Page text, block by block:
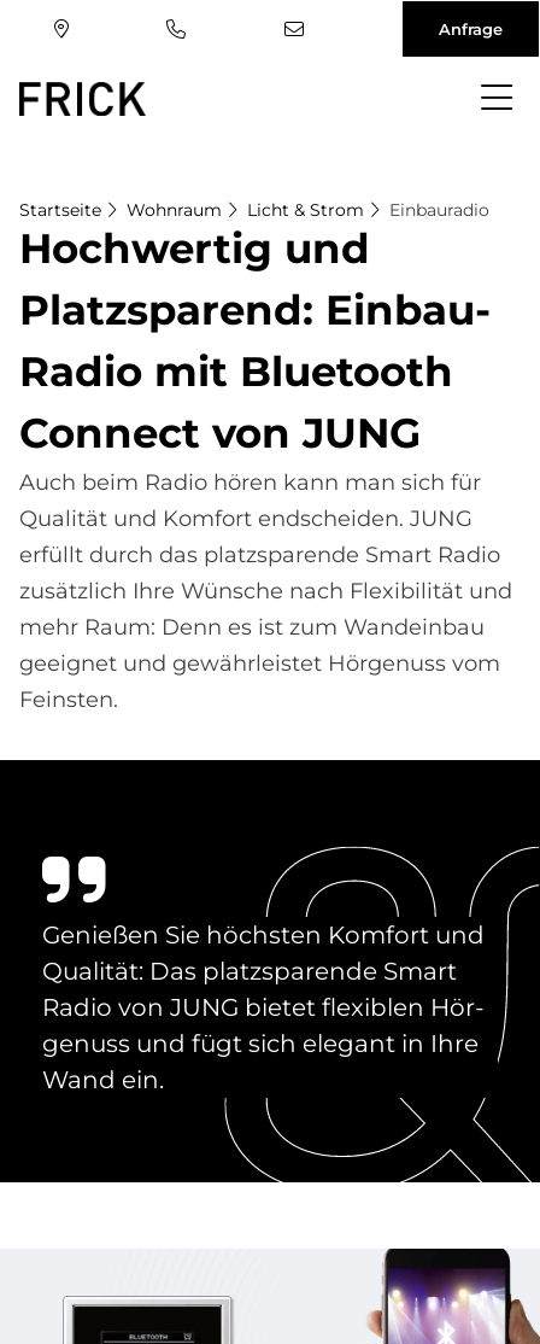
Anfrage
Startseite Wohnraum Licht & Strom Einbauradio
Hoch­wer­tig und
Platz­spa­rend: Ein­bau-
Ra­dio mit Blue­tooth
Con­nect von JUNG
Auch beim Radio hören kann man sich für
Qualität und Komfort endscheiden. JUNG
erfüllt durch das platzsparende Smart Radio
zusätzlich Ihre Wünsche nach Flexibilität und
mehr Raum: Denn es ist zum Wandeinbau
geeignet und gewährleistet Hörgenuss vom
Feinsten.
Ge­nie­ßen Sie höch­sten Kom­fort und
Qua­li­tät: Das platz­spa­ren­de Smart
Ra­dio von JUNG bie­tet fle­xi­blen Hör­
ge­nuss und fügt sich ele­gant in Ihre
Wand ein.